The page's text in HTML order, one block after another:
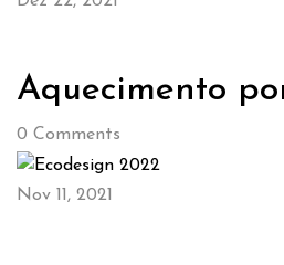
Aquecimento
0 Comments
Nov 11, 2021